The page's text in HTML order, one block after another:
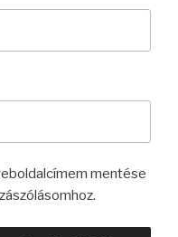
mentése